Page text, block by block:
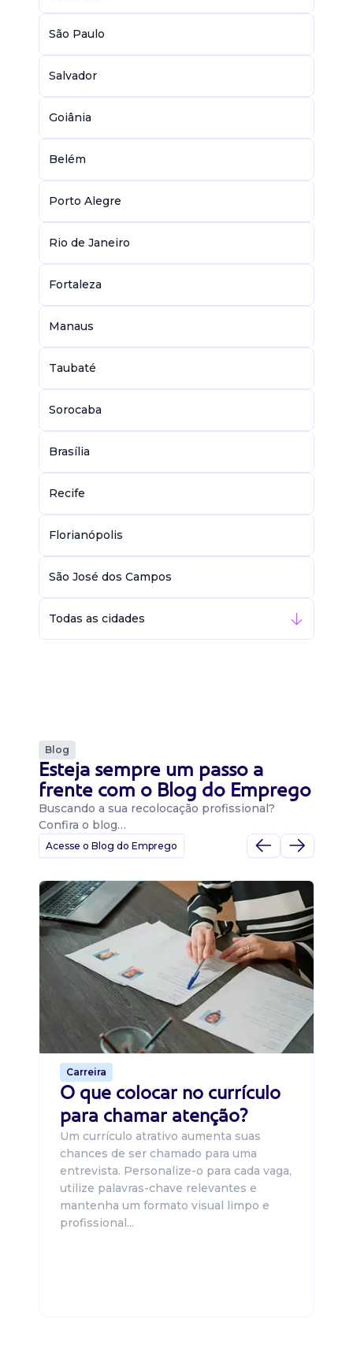
São Paulo
Salvador
Goiânia
Belém
Porto Alegre
Rio de Janeiro
Fortaleza
Manaus
Taubaté
Sorocaba
Brasília
Recife
Florianópolis
São José dos Campos
Todas as cidades
Blog
Esteja sempre um passo a
frente com o Blog do Emprego
Buscando a sua recolocação profissional?
Confira o blog…
Acesse o Blog do Emprego
Carreira
O que colocar no currículo
para chamar atenção?
Um currículo atrativo aumenta suas
chances de ser chamado para uma
entrevista. Personalize-o para cada vaga,
utilize palavras-chave relevantes e
mantenha um formato visual limpo e
profissional...